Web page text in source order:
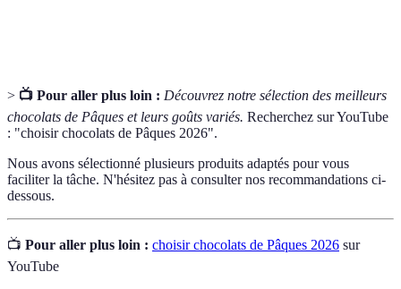
> 📺 Pour aller plus loin : Découvrez notre sélection des meilleurs
chocolats de Pâques et leurs goûts variés. Recherchez sur YouTube
: "choisir chocolats de Pâques 2026".
Nous avons sélectionné plusieurs produits adaptés pour vous
faciliter la tâche. N'hésitez pas à consulter nos recommandations ci-
dessous.
📺 Pour aller plus loin : choisir chocolats de Pâques 2026 sur
YouTube